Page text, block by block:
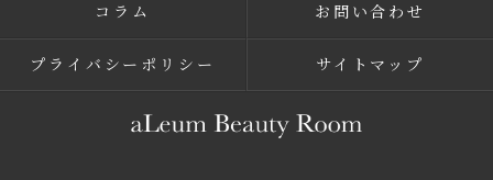
コラム お問い合わせ
プライバシーポリシー サイトマップ